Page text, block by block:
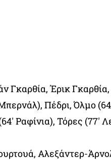
Γκαρθία, Έρικ
Πέδρι, Όλμο
Ραφίνια), Τόρες (77′
Αλεξάντερ-